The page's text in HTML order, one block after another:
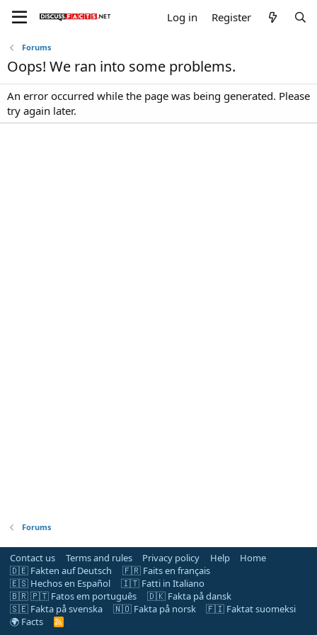
Log in Register
Forums
Oops! We ran into some problems.
An error occurred while the page was being generated. Please
try again later.
Forums
Contact us Terms and rules Privacy policy Help
Home
🇩🇪 Fakten auf Deutsch
🇫🇷 Faits en français
🇪🇸 Hechos en Español
🇮🇹 Fatti in Italiano
🇧🇷 🇵🇹 Fatos em português
🇩🇰 Fakta på dansk
🇸🇪 Fakta på svenska
🇳🇴 Fakta på norsk
🇫🇮 Faktat suomeksi
🌍 Facts
R